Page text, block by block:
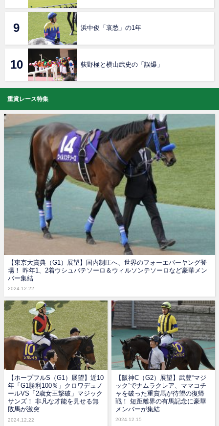
浜中俊「哀愁」の1年
荻野極と横山武史の「誤爆」
重賞レース特集
【東京大賞典（G1）展望】国内制圧へ、世界のフォーエバーヤング登
場！ 昨年1、2着ウシュバテソーロ＆ウィルソンテソーロなど豪華メン
バー集結
2024.12.22
【ホープフルS（G1）展望】近10
年「G1勝利100％」クロワデュノ
ールVS「2歳女王撃破」マジック
サンズ！ 非凡な才能を見せる無
敗馬が激突
2024.12.22
【阪神C（G2）展望】武豊“マジ
ック”でナムラクレア、ママコチ
ャを破った重賞馬が待望の復帰
戦！ 短距離界の有馬記念に豪華
メンバーが集結
2024.12.15